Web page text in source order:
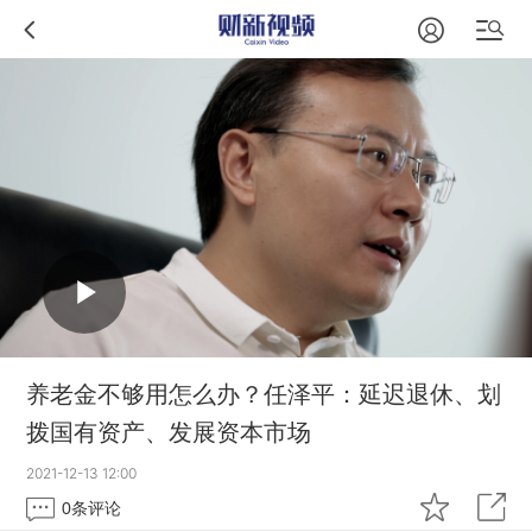
养老金不够用怎么办？任泽平：延迟退休、划
拨国有资产、发展资本市场
2021-12-13 12:00
0条评论